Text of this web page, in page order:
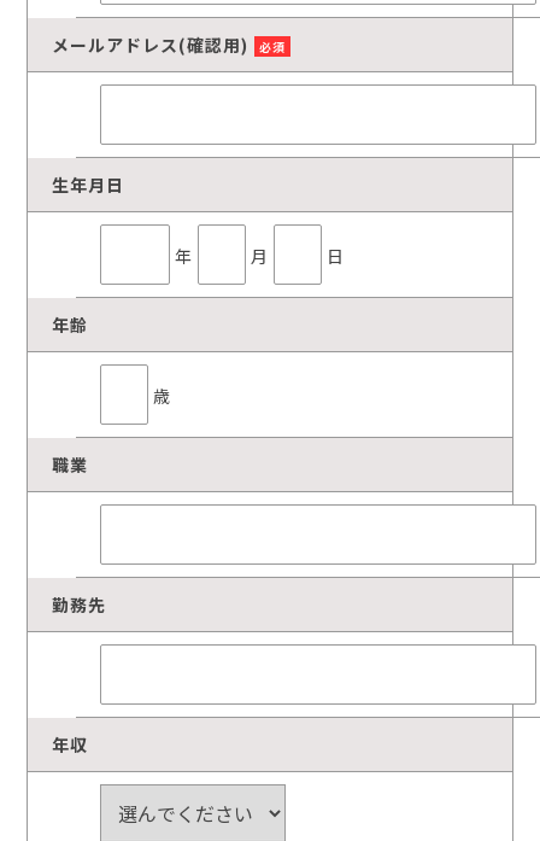
メールアドレス(確認用) 必須
生年月日
年 月 日
年齢
歳
職業
勤務先
年収